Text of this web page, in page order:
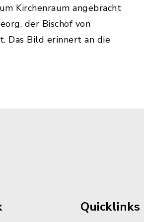
Kirchenraum angebracht
der Bischof von
Das Bild erinnert an die
Quicklinks